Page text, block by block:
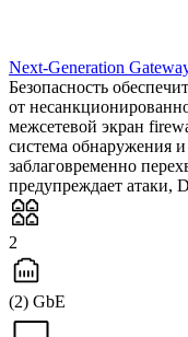
Next-Generation
Безопасность
от
межсетевой экран
система обнаружения
заблаговременно
предупреждает атаки,
2
(2) GbE